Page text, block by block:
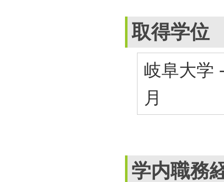
取得学位
岐阜大学
月
学内職務